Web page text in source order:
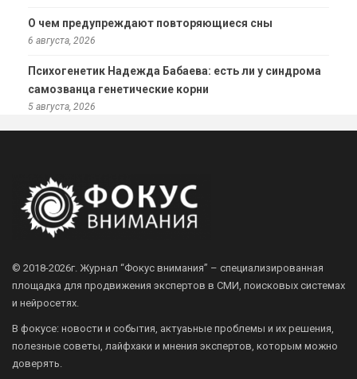
О чем предупреждают повторяющиеся сны
6 августа, 2026
Психогенетик Надежда Бабаева: есть ли у синдрома
самозванца генетические корни
5 августа, 2026
© 2018-2026г. Журнал “Фокус внимания” – специализированная
площадка для продвижения экспертов в СМИ, поисковых системах
и нейросетях.
В фокусе: новости и события, актуаьные проблемы и их решения,
полезные советы, лайфхаки и мнения экспертов, которым можно
доверять.